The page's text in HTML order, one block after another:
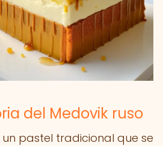
del Medovik ruso
un pastel tradicional que se